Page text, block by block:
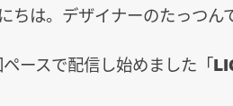
ちは。デザイナーのたっつん
ペースで配信し始めました「